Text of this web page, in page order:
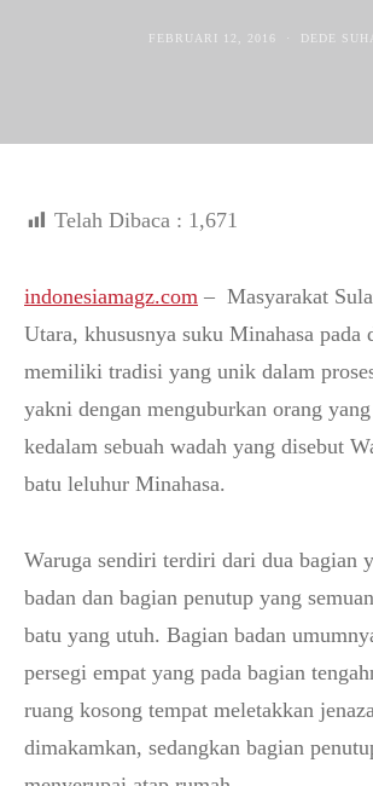
FEBRUARI 12, 2016 DEDE
Telah Dibaca : 1,671
indonesiamagz.com – Masyarakat
Utara, khususnya suku Minahasa pada
memiliki tradisi yang unik dalam
yakni dengan menguburkan orang
kedalam sebuah wadah yang disebut
batu leluhur Minahasa.
Waruga sendiri terdiri dari dua bagian
badan dan bagian penutup yang
batu yang utuh. Bagian badan
persegi empat yang pada bagian
ruang kosong tempat meletakkan
dimakamkan, sedangkan bagian